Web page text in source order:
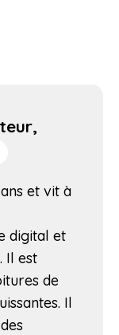
et vit à
digital et
Il est
de
Il